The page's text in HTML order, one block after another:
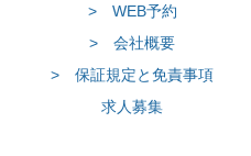
> WEB予約
> 会社概要
> 保証規定と免責事項
求人募集